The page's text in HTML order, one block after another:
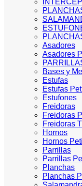
Asadores
Asadores
Bases y
Estufas
Estufas
Estufones
Freidoras
Freidoras
Freidoras
Hornos
Hornos
Parrillas
Parrillas
Planchas
Planchas